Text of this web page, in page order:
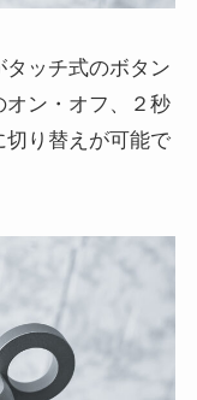
ッチ式のボタン
オン・オフ、２秒
切り替えが可能で